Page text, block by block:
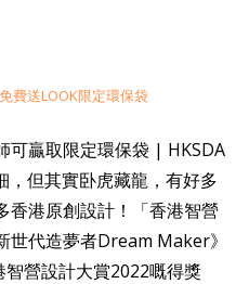
可贏取限定環保袋 | HKSDA
，但其實卧虎藏龍，有好多
香港原創設計！「香港智營
世代造夢者Dream Maker》
營設計大賞2022嘅得獎